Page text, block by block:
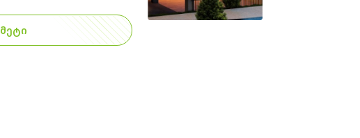
ᲛᲔᲢᲘ